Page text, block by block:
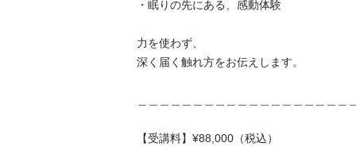
・眠りの先にある、感動体験
力を使わず、
深く届く触れ方をお伝えします。
【受講料】¥88,000（税込）